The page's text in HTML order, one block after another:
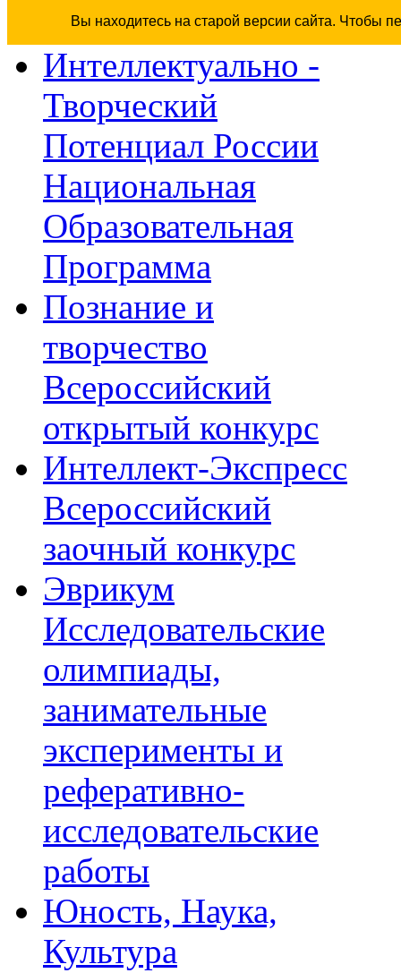
Вы находитесь на старой версии сайта. Чтобы
Интеллектуально -
Творческий
Потенциал России
Национальная
Образовательная
Программа
Познание и
творчество
Всероссийский
открытый конкурс
Интеллект-Экспресс
Всероссийский
заочный конкурс
Эврикум
Исследовательские
олимпиады,
занимательные
эксперименты и
реферативно-
исследовательские
работы
Юность, Наука,
Культура